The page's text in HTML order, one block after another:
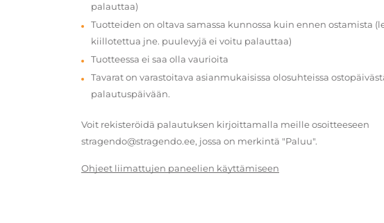
palauttaa)
Tuotteiden on oltava samassa kunnossa kuin ennen ostamista
kiillotettua jne. puulevyjä ei voitu palauttaa)
Tuotteessa ei saa olla vaurioita
Tavarat on varastoitava asianmukaisissa olosuhteissa
palautuspäivään.
Voit rekisteröidä palautuksen kirjoittamalla meille osoitteeseen
stragendo@stragendo.ee, jossa on merkintä "Paluu".
Ohjeet liimattujen paneelien käyttämiseen